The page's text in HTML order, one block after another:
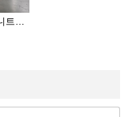
홀가먼트니트조거p